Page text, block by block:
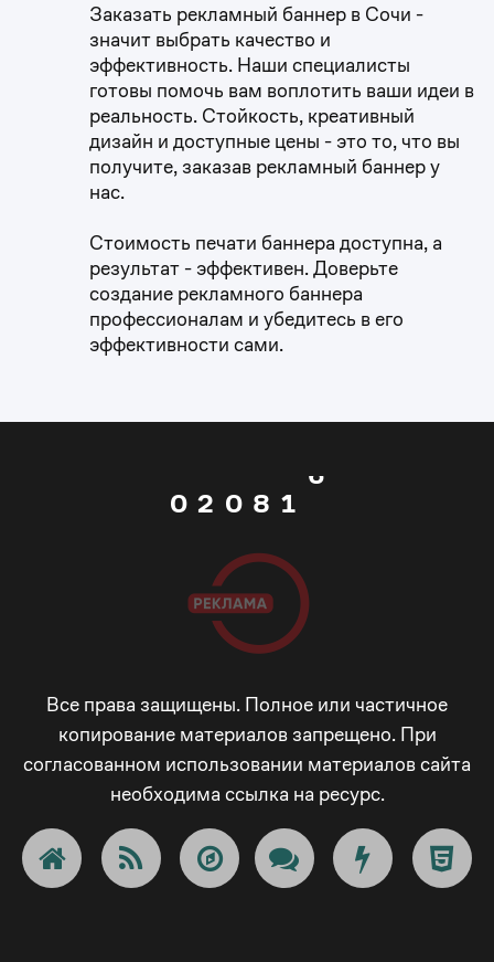
Заказать рекламный баннер в Сочи -
значит выбрать качество и
эффективность. Наши специалисты
готовы помочь вам воплотить ваши идеи в
реальность. Стойкость, креативный
дизайн и доступные цены - это то, что вы
получите, заказав рекламный баннер у
нас.
Стоимость печати баннера доступна, а
результат - эффективен. Доверьте
создание рекламного баннера
профессионалам и убедитесь в его
эффективности сами.
0
3
4
5
2
5
6
7
0
1
2
3
4
5
1
2
3
4
5
8
9
_
-
+
!
1
2
3
4
5
6
0
1
2
4
6
7
9
-
Все права защищены. Полное или частичное
копирование материалов запрещено. При
согласованном использовании материалов сайта
необходима ссылка на ресурс.